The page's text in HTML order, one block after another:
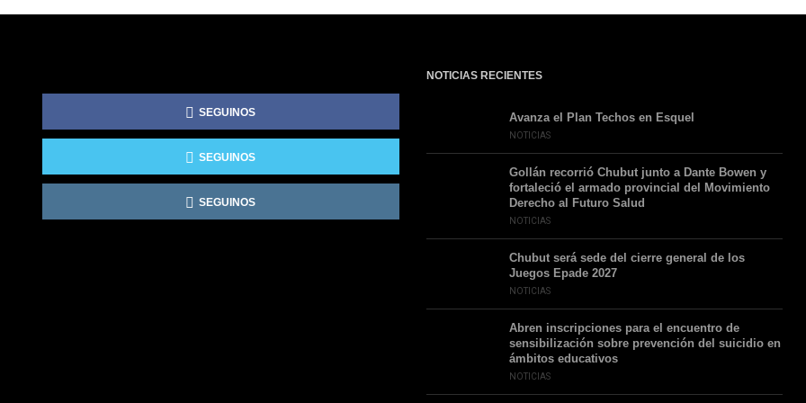
SEGUINOS
SEGUINOS
SEGUINOS
NOTICIAS RECIENTES
Avanza el Plan Techos en Esquel
NOTICIAS
Gollán recorrió Chubut junto a Dante Bowen y
fortaleció el armado provincial del Movimiento
Derecho al Futuro Salud
NOTICIAS
Chubut será sede del cierre general de los
Juegos Epade 2027
NOTICIAS
Abren inscripciones para el encuentro de
sensibilización sobre prevención del suicidio en
ámbitos educativos
NOTICIAS